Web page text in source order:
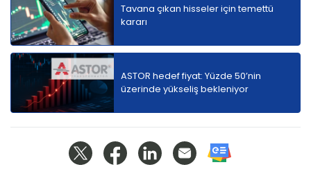
Tavana çıkan hisseler için temettü
kararı
ASTOR hedef fiyat: Yüzde 50’nin
üzerinde yükseliş bekleniyor